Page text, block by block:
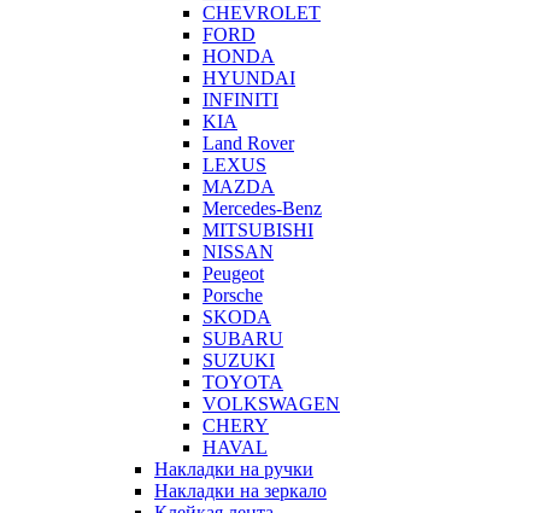
CHEVROLET
FORD
HONDA
HYUNDAI
INFINITI
KIA
Land Rover
LEXUS
MAZDA
Mercedes-Benz
MITSUBISHI
NISSAN
Peugeot
Porsche
SKODA
SUBARU
SUZUKI
TOYOTA
VOLKSWAGEN
CHERY
HAVAL
Накладки на ручки
Накладки на зеркало